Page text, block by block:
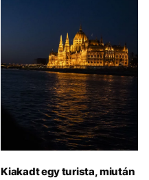
Kiakadt egy turista, miután